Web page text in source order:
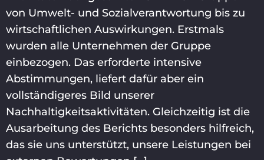
von Umwelt- und Sozialverantwortung bis zu
wirtschaftlichen Auswirkungen. Erstmals
wurden alle Unternehmen der Gruppe
einbezogen. Das erforderte intensive
Abstimmungen, liefert dafür aber ein
vollständigeres Bild unserer
Nachhaltigkeitsaktivitäten. Gleichzeitig ist die
Ausarbeitung des Berichts besonders hilfreich,
das sie uns unterstützt, unsere Leistungen bei